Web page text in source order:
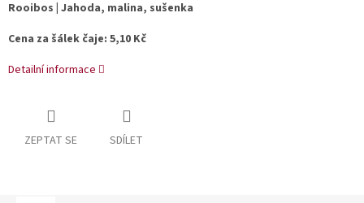
Rooibos | Jahoda, malina, sušenka
Cena za šálek čaje: 5,10 Kč
Detailní informace
ZEPTAT SE SDÍLET